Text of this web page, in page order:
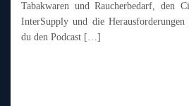
Tabakwaren und Raucherbedarf, den
InterSupply und die
du den Podcast […]